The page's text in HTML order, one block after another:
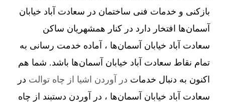
بازکنی و خدمات فنی ساختمان در سعادت آباد خیابان
آسمان‌ها افتخار دارد در کنار همشهریان ساکن
سعادت آباد خیابان آسمان‌ها ، آماده خدمت رسانی به
تمام نقاط سعادت آباد خیابان آسمان‌ها باشد. شما هم
اکنون به دنبال خدمات در آوردن اشیا از چاه توالت در
سعادت آباد خیابان آسمان‌ها ، در آوردن دستبند از چاه